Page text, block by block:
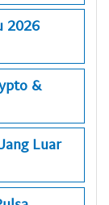
2026
&
Luar